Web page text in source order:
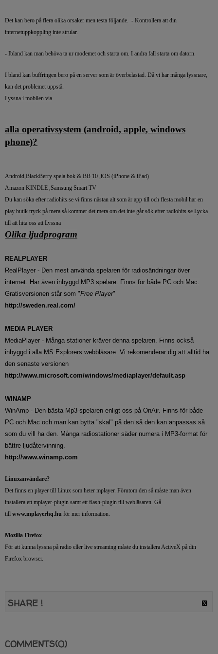
Det kan bero på flera olika orsaker men testa följande. - Kontrollera att din
internetuppkoppling inte strular.
- Ibland kan man behöva ta ur modemet och starta om. I andra fall starta om datorn.
I bland kan buffringen bero på en server som är överbelastad. Då vi har många lyssnare,
kan det problemet uppstå.
Lyssna i mobilen via
alla operativsystem (android, apple, windows
phone)?
Android,BlackBerry spela bok & BB 10 ,iOS (iPhone & iPad)
Amazon KINDLE ,Samsung Smart TV
Du kan söka efter radiohits.se vi finns nästan alt som är app till och flesta mobil har en
play butik tryck på mera så kommer det mera om det inte går sök efter radiohits.se Lycka
till att hita oss att Lyssna
Olika ljudprogram
REALPLAYER
RealPlayer - Den mest använda spelaren för radiosändningar över
internet. Har även inbyggd MP3 spelare. Finns för både PC och Mac.
Gratisversionen står som "Free Player"
http://sweden.real.com/
MEDIA PLAYER
MediaPlayer - Många stationer kräver denna spelaren. Finns också
inbyggd i alla MS Explorers webbläsare. Vi rekomenderar dig att alltid ha
den senaste versionen
http://www.microsoft.com/windows/mediaplayer/default.asp
WINAMP
WinAmp - Den bästa Mp3-spelaren enligt oss på OnAir. Finns för både
PC och Mac och man kan bytta "skal" på den så den kan anpassas så
som du vill ha den. Många radiostationer säder numera i MP3-format för
bättre ljudåtervinning.
http://www.winamp.com
Linuxanvändare?
Det finns en player till Linux som heter mplayer. Förutom den så måste man även
installera ett mplayer-plugin samt ett flash-plugin till webläsaren. Gå
till www.mplayerhq.hu för mer information.
Mozilla Firefox
För att kunna lyssna på radio eller live streaming måste du installera ActiveX på din
Firefox browser.
SHARE !
COMMENTS(0)